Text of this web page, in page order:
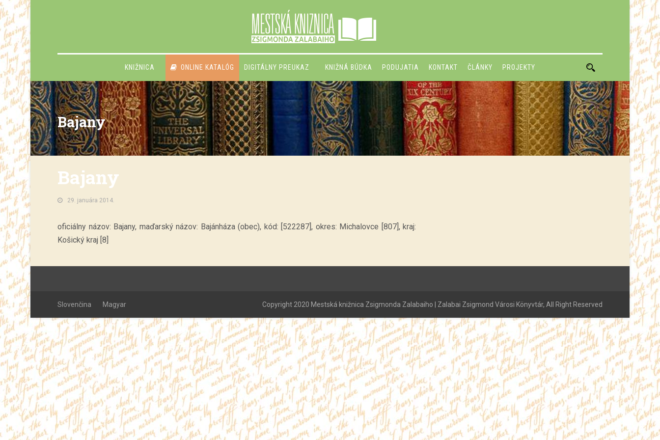
KNIŽNICA ONLINE KATALÓG DIGITÁLNY PREUKAZ KNIŽNÁ BÚDKA PODUJATIA KONTAKT ČLÁNKY PROJEKTY
Bajany
Bajany
29. januára 2014.
oficiálny názov: Bajany, maďarský názov: Bajánháza (obec), kód: [522287], okres: Michalovce [807], kraj:
Košický kraj [8]
Slovenčina Magyar Copyright 2020 Mestská knižnica Zsigmonda Zalabaiho | Zalabai Zsigmond Városi Könyvtár, All Right Reserved